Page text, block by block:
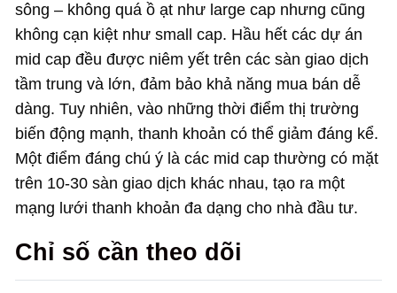
sông – không quá ồ ạt như large cap nhưng cũng
không cạn kiệt như small cap. Hầu hết các dự án
mid cap đều được niêm yết trên các sàn giao dịch
tầm trung và lớn, đảm bảo khả năng mua bán dễ
dàng. Tuy nhiên, vào những thời điểm thị trường
biến động mạnh, thanh khoản có thể giảm đáng kể.
Một điểm đáng chú ý là các mid cap thường có mặt
trên 10-30 sàn giao dịch khác nhau, tạo ra một
mạng lưới thanh khoản đa dạng cho nhà đầu tư.
Chỉ số cần theo dõi